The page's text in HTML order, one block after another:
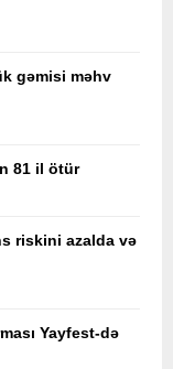
gəmisi məhv
81 il ötür
riskini azalda və
Yayfest-də